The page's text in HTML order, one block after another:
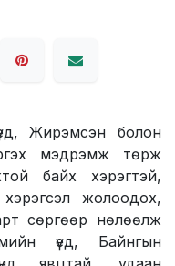
Жирэмсэн болон
мэдрэмж төрж
байх хэрэгтэй,
жолоодох,
сөргөөр нөлөөлж
үед, Байнгын